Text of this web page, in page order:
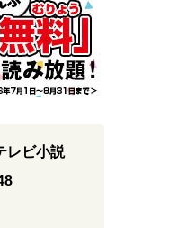
レビ小説